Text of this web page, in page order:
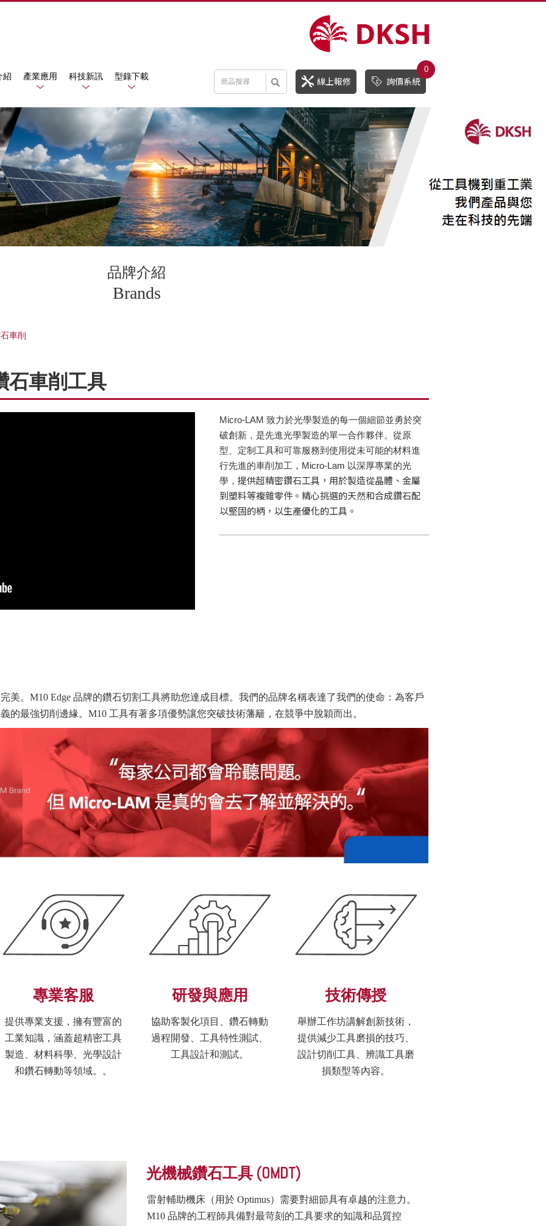
線上報修 詢價系統
0
紹
產業應用 科技新訊 型錄下載
品牌介紹
Brands
車削
石車削工具
Micro-LAM 致力於光學製造的每一個細節並勇於突
破創新，是先進光學製造的單一合作夥伴。從原
型、定制工具和可靠服務到使用從未可能的材料進
行先進的車削加工，Micro-Lam 以深厚專業的光
學， 提供超精密鑽石工具，用於製造從晶體、金屬
到塑料等複雜零件。精心挑選的天然和合成鑽石配
以堅固的柄，以生產優化的工具。
美。M10 Edge 品牌的鑽石切割工具將助您達成目標。我們的品牌名稱表達了我們的使命：為客戶
的最強切削邊緣。M10 工具有著多項優勢讓您突破技術藩籬，在競爭中脫穎而出。
專業客服
提供專業支援，擁有豐富的
工業知識，涵蓋超精密工具
製造、材料科學、光學設計
和鑽石轉動等領域。。
研發與應用
協助客製化項目、鑽石轉動
過程開發、工具特性測試、
工具設計和測試。
技術傳授
舉辦工作坊講解創新技術，
提供減少工具磨損的技巧、
設計切削工具、辨識工具磨
損類型等內容。
光機械鑽石工具 (OMDT)
雷射輔助機床（用於 Optimus）需要對細節具有卓越的注意力。
M10 品牌的工程師具備對最苛刻的工具要求的知識和品質控